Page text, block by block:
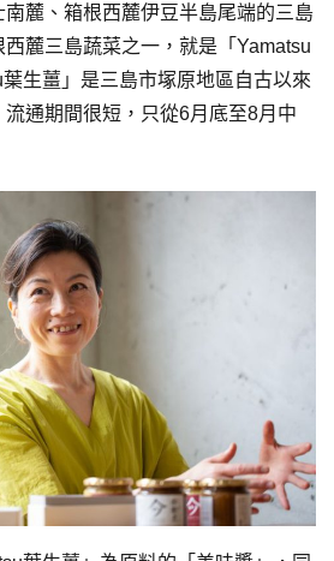
麓、箱根西麓伊豆半島尾端的三島
麓三島蔬菜之一，就是「Yamatsu
生薑」是三島市塚原地區自古以來
通期間很短，只從6月底至8月中